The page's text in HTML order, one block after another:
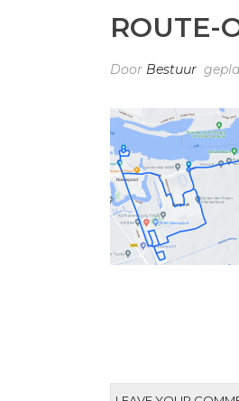
ROUTE-
Door Bestuur